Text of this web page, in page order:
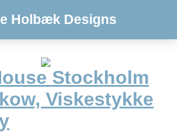
Holbæk Designs
Stockholm
Viskestykke